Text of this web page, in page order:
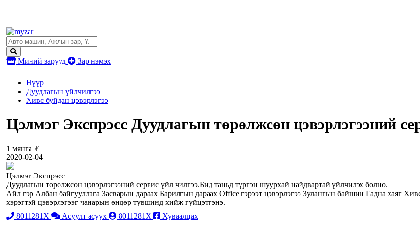
Миний зарууд Зар нэмэх
Нүүр
Дуудлагын үйлчилгээ
Хивс буйдан цэвэрлэгээ
Цэлмэг Экспрэсс Дуудлагын төрөлжсөн цэвэрлэгээний
1 мянга ₮
2020-02-04
Цэлмэг Экспрэсс
Дуудлагын төрөлжсөн цэвэрлэгээний сервис үйл чилгээ.Бид таньд түргэн шуурхай найдвартай үйлчилэх болно.
Айл гэр Албан байгууллага Засварын дараах Барилгын дараах Office гэрээт цэвэрлэгээ Зулангын байшин Гадна хаяг
хэрэгтэй цэвэрлэгээг чанарын өндөр түвшинд хийж гүйцэтгэнэ.
8011281X
Асуулт асуух 8011281X
Хуваалцах